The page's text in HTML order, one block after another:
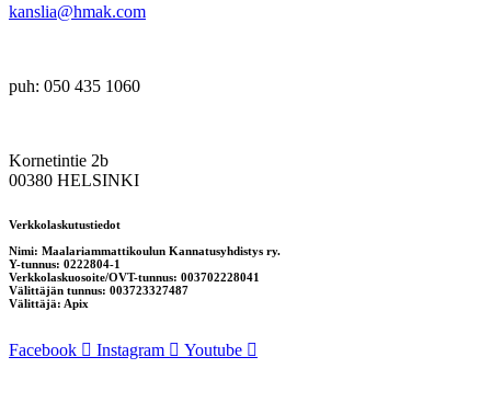
kanslia@hmak.com
puh: 050 435 1060
Kornetintie 2b
00380 HELSINKI
Verkkolaskutustiedot
Nimi: Maalariammattikoulun Kannatusyhdistys ry.
Y-tunnus: 0222804-1
Verkkolaskuosoite/OVT-tunnus: 003702228041
Välittäjän tunnus: 003723327487
Välittäjä: Apix
Facebook Instagram Youtube